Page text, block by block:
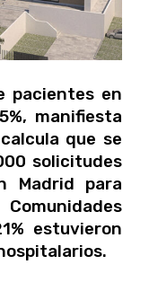
pacientes en
manifiesta
que se
solicitudes
Madrid para
estuvieron